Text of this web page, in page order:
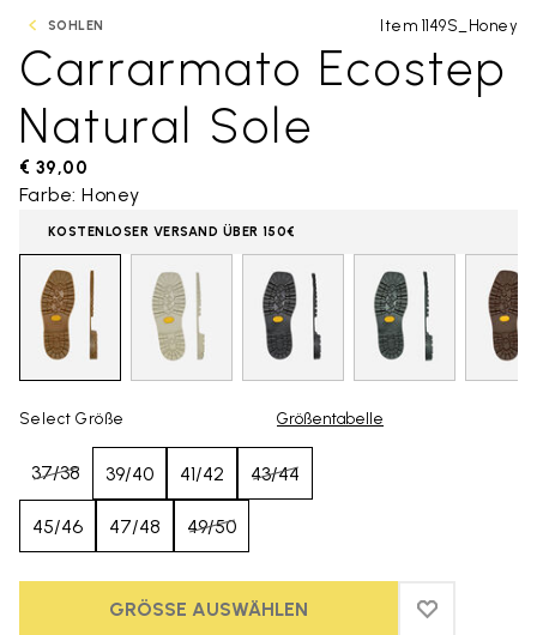
SOHLEN Item 1149S_Honey
Carrarmato Ecostep
Natural Sole
€ 39,00
Farbe: Honey
KOSTENLOSER VERSAND ÜBER 150€
Select Größe Größentabelle
37/38 39/40 41/42 43/44
45/46 47/48 49/50
GRÖSSE AUSWÄHLEN ADD TO
ADD TO